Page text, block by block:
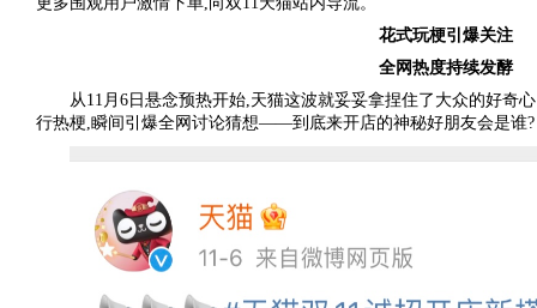
花式玩梗引爆关注
全网热度持续发酵
从11月6日悬念预热开始,天猫这波就妥妥拿捏住了大众的好奇
行热梗,瞬间引爆全网讨论猜想——到底来开店的神秘好朋友会是谁?